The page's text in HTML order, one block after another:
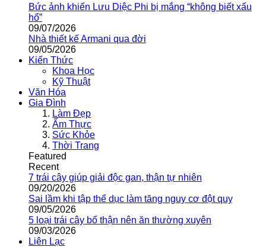
Bức ảnh khiến Lưu Diệc Phi bị mắng “không biết xấu
hổ”
09/07/2026
Nhà thiết kế Armani qua đời
09/05/2026
Kiến Thức
Khoa Học
Kỹ Thuật
Văn Hóa
Gia Đình
Làm Đẹp
Ẩm Thực
Sức Khỏe
Thời Trang
Featured
Recent
7 trái cây giúp giải độc gan, thận tự nhiên
09/20/2026
Sai lầm khi tập thể dục làm tăng nguy cơ đột quỵ
09/05/2026
5 loại trái cây bổ thận nên ăn thường xuyên
09/03/2026
Liên Lạc